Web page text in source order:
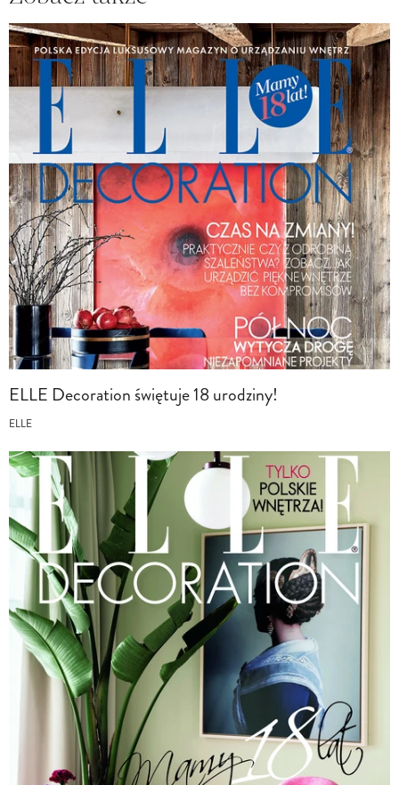
ELLE Decoration świętuje 18 urodziny!
ELLE